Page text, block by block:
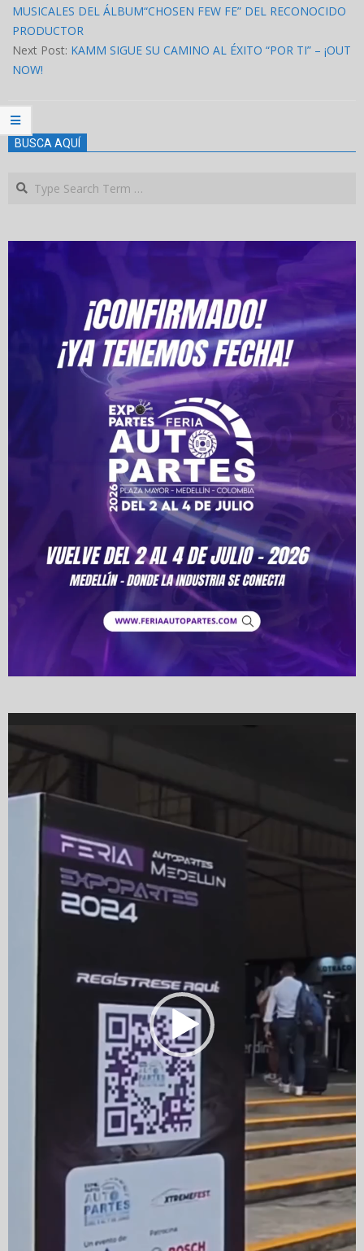
MUSICALES DEL ÁLBUM“CHOSEN FEW FE” DEL RECONOCIDO
PRODUCTOR
Next Post: KAMM SIGUE SU CAMINO AL ÉXITO “POR TI” – ¡OUT
NOW!
BUSCA AQUÍ
Search
Player